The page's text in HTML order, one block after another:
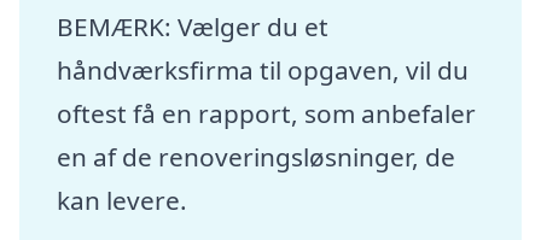
BEMÆRK: Vælger du et
håndværksfirma til opgaven, vil du
oftest få en rapport, som anbefaler
en af de renoveringsløsninger, de
kan levere.